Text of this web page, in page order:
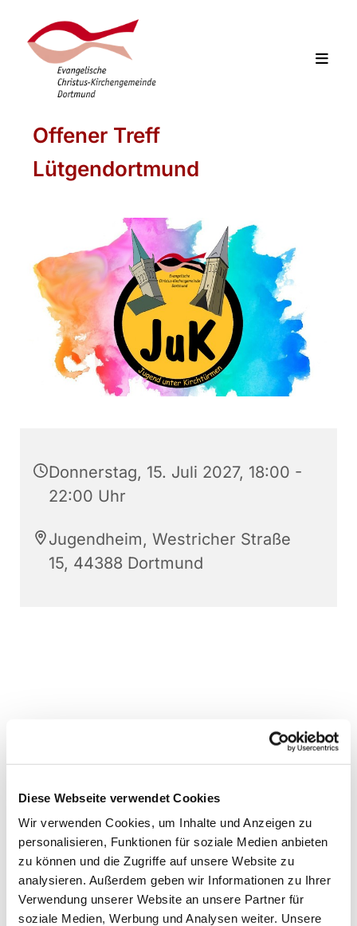
Diese Webseite verwendet Cookies
Wir verwenden Cookies, um Inhalte und Anzeigen zu
personalisieren, Funktionen für soziale Medien anbieten
zu können und die Zugriffe auf unsere Website zu
analysieren. Außerdem geben wir Informationen zu Ihrer
Verwendung unserer Website an unsere Partner für
soziale Medien, Werbung und Analysen weiter. Unsere
Offener Treff
Lütgendortmund
Donnerstag, 15. Juli 2027, 18:00 -
22:00 Uhr
Jugendheim, Westricher Straße
15, 44388 Dortmund